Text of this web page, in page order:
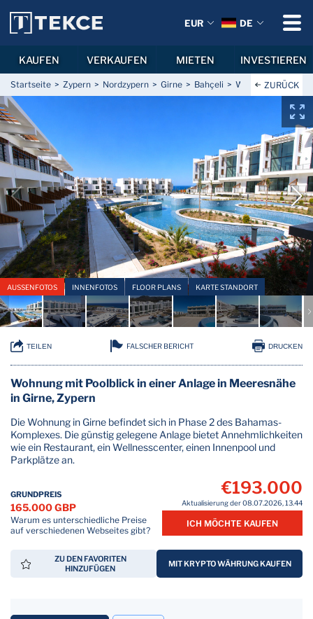
Startseite Zypern Nordzypern Girne Bahçeli Wohnung mit
ZURÜCK
AUSSENFOTOS INNENFOTOS FLOOR PLANS KARTE STANDORT
TEILEN FALSCHER BERICHT DRUCKEN
Wohnung mit Poolblick in einer Anlage in Meeresnähe
in Girne, Zypern
Die Wohnung in Girne befindet sich in Phase 2 des Bahamas-
Komplexes. Die günstig gelegene Anlage bietet Annehmlichkeiten
wie ein Restaurant, ein Wellnesscenter, einen Innenpool und
Parkplätze an.
GRUNDPREIS
165.000 GBP
Warum es unterschiedliche Preise
auf verschiedenen Webseites gibt?
€193.000
Aktualisierung der 08.07.2026, 13.44
ICH MÖCHTE KAUFEN
ZU DEN FAVORITEN
HINZUFÜGEN
MIT KRYPTO WÄHRUNG KAUFEN
EUR DE
KAUFEN VERKAUFEN MIETEN INVESTIEREN